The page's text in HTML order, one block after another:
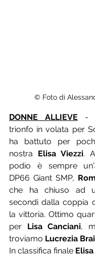
© Foto di
DONNE ALLIEVE -
trionfo in volata per
ha battuto per
nostra Elisa Viezzi.
podio è sempre
DP66 Giant SMP,
che ha chiuso ad
secondi dalla coppia
la vittoria. Ottimo
per Lisa Canciani,
troviamo Lucrezia
In classifica finale